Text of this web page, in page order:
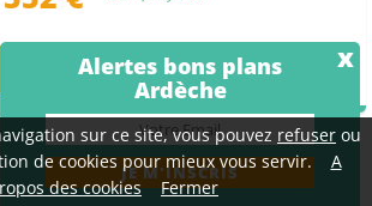
PRIX MALIN
+ D'INFOS >
: << < 1 2 3 4 5 > >>
Alertes bons plans
Ardèche
x
sur ce site, vous pouvez refuser ou
de cookies pour mieux vous servir.
A
des cookies
Fermer